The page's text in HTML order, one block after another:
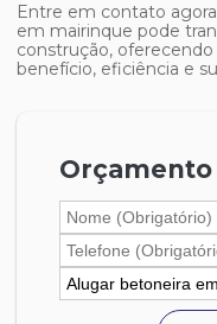
Entre em contato
em mairinque pode
construção,
benefício, eficiência e
Orçamento